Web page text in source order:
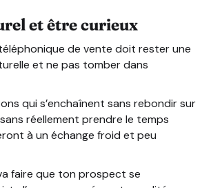
et être curieux
de vente doit rester une
et ne pas tomber dans
qui s’enchaînent sans rebondir sur
réellement prendre le temps
à un échange froid et peu
faire que ton prospect se